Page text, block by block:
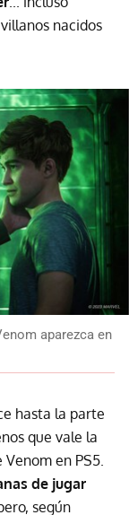
nacidos
aparezca en
hasta la parte
que vale la
en PS5.
de jugar
según